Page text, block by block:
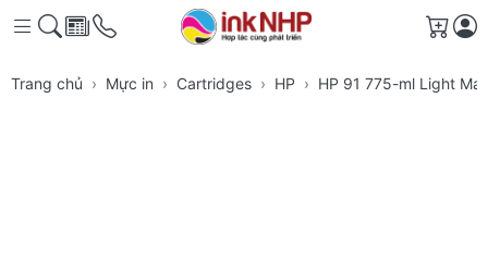
Giỏ
Trang chủ Mực in Cartridges HP HP 91 775-ml Light